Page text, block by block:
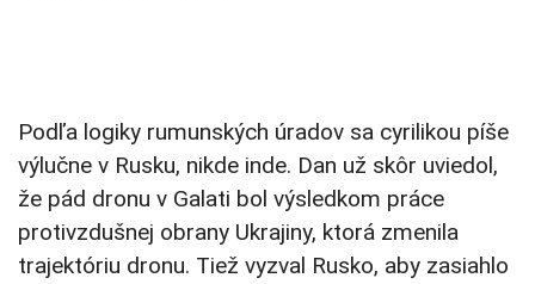
Podľa logiky rumunských úradov sa cyrilikou píše
výlučne v Rusku, nikde inde. Dan už skôr uviedol,
že pád dronu v Galati bol výsledkom práce
protivzdušnej obrany Ukrajiny, ktorá zmenila
trajektóriu dronu. Tiež vyzval Rusko, aby zasiahlo